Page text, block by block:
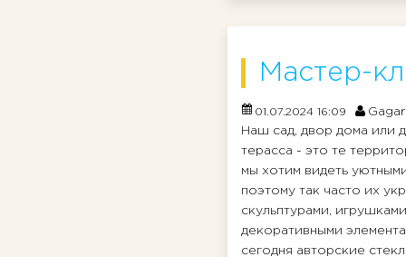
Мастер-
01.07.2024 16:09
Наш сад, двор дома или
терасса - это те
мы хотим видеть
поэтому так часто их
скульптурами,
декоративными
сегодня авторские